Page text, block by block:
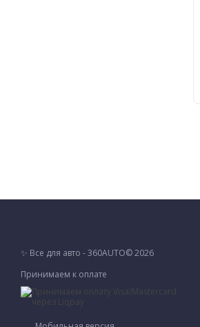
✨ Все для авто - 360AUTO© 2026
Принимаем к оплате